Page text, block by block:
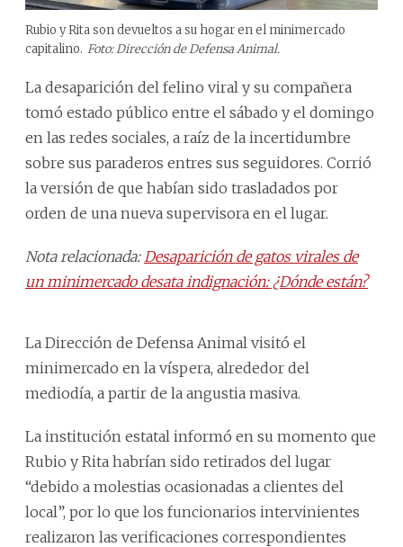
Rubio y Rita son devueltos a su hogar en el minimercado
capitalino. Foto: Dirección de Defensa Animal.
La desaparición del felino viral y su compañera
tomó estado público entre el sábado y el domingo
en las redes sociales, a raíz de la incertidumbre
sobre sus paraderos entres sus seguidores. Corrió
la versión de que habían sido trasladados por
orden de una nueva supervisora en el lugar.
Nota relacionada: Desaparición de gatos virales de
un minimercado desata indignación: ¿Dónde están?
La Dirección de Defensa Animal visitó el
minimercado en la víspera, alrededor del
mediodía, a partir de la angustia masiva.
La institución estatal informó en su momento que
Rubio y Rita habrían sido retirados del lugar
“debido a molestias ocasionadas a clientes del
local”, por lo que los funcionarios intervinientes
realizaron las verificaciones correspondientes